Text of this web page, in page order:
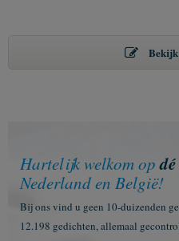
Hartelijk welkom op
Nederland en België!
Bij ons vind u geen 10-duizenden
12.198 gedichten, allemaal